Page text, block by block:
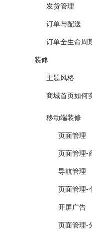
发货管理
订单与配送
订单全生命周
装修
主题风格
移动端装修
页面管理
页面管理-
导航管理
页面管理-
开屏广告
页面管理-